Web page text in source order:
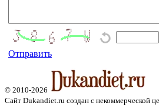
Отправить
© 2010-2026
Сайт Dukandiet.ru создан с некоммерческой